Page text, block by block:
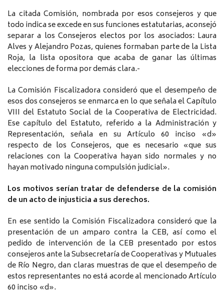
La citada Comisión, nombrada por esos consejeros y que
todo indica se excede en sus funciones estatutarias, aconsejó
separar a los Consejeros electos por los asociados: Laura
Alves y Alejandro Pozas, quienes formaban parte de la Lista
Roja, la lista opositora que acaba de ganar las últimas
elecciones de forma por demás clara.-
La Comisión Fiscalizadora consideró que el desempeño de
esos dos consejeros se enmarca en lo que señala el Capítulo
VIII del Estatuto Social de la Cooperativa de Electricidad.
Ese capítulo del Estatuto, referido a la Administración y
Representación, señala en su Artículo 60 inciso «d»
respecto de los Consejeros, que es necesario «que sus
relaciones con la Cooperativa hayan sido normales y no
hayan motivado ninguna compulsión judicial».
Los motivos serían tratar de defenderse de la comisión
de un acto de injusticia a sus derechos.
En ese sentido la Comisión Fiscalizadora consideró que la
presentación de un amparo contra la CEB, así como el
pedido de intervención de la CEB presentado por estos
consejeros ante la Subsecretaría de Cooperativas y Mutuales
de Río Negro, dan claras muestras de que el desempeño de
estos representantes no está acorde al mencionado Artículo
60 inciso «d».